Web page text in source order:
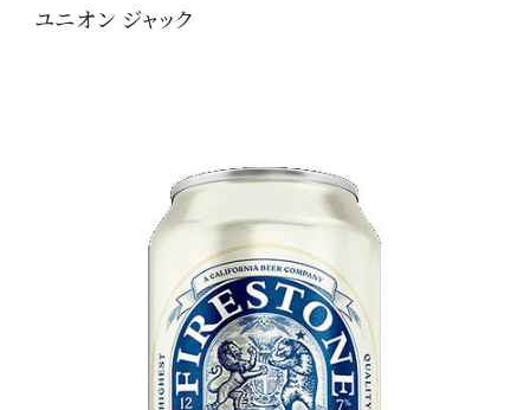
ユニオン ジャック